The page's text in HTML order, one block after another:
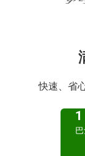
快速、省
1